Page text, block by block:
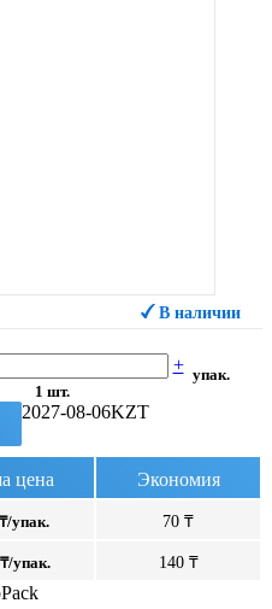
В наличии
+
1 шт.
упак.
2027-08-06KZT
цена Экономия
₸/упак. 70 ₸
₸/упак. 140 ₸